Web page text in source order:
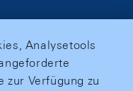
Analysetools
zur Verfügung zu